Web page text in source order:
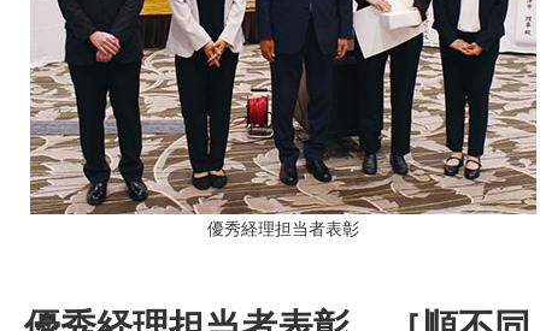
優秀経理担当者表彰